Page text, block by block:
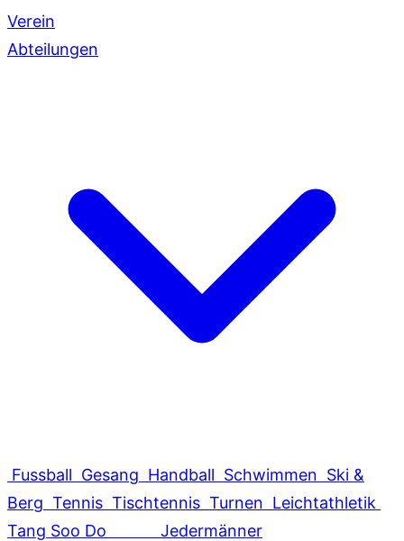
Verein
Abteilungen
Fussball Gesang Handball Schwimmen Ski &
Berg Tennis Tischtennis Turnen Leichtathletik
Tang Soo Do
Jedermänner